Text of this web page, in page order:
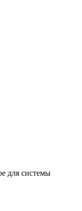
для системы